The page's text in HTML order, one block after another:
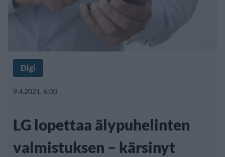
Digi
9.4.2021, 6:00
LG lopettaa älypuhelinten
valmistuksen – kärsinyt